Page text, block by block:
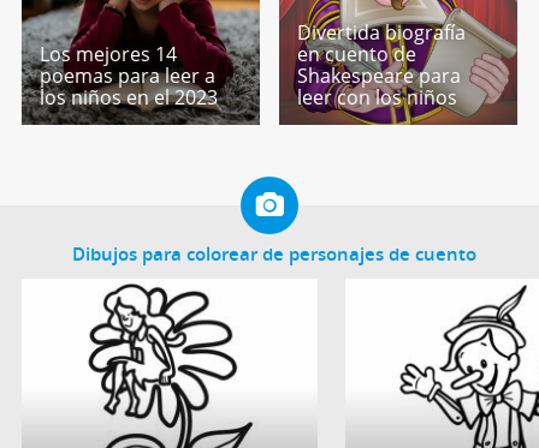
Los mejores 14
poemas para leer a
los niños en el 2023
Divertida biografía
en cuento de
Shakespeare para
leer con los niños
Dibujos para colorear de personajes de cuento